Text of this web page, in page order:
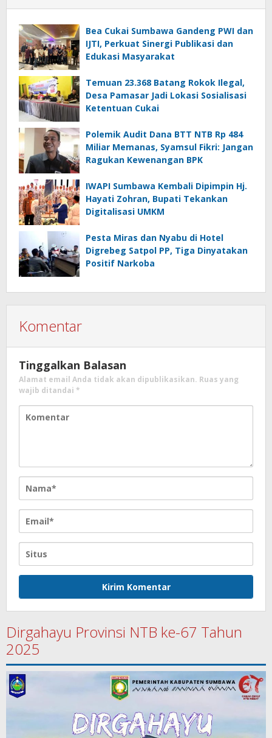
Bea Cukai Sumbawa Gandeng PWI dan
IJTI, Perkuat Sinergi Publikasi dan
Edukasi Masyarakat
Temuan 23.368 Batang Rokok Ilegal,
Desa Pamasar Jadi Lokasi Sosialisasi
Ketentuan Cukai
Polemik Audit Dana BTT NTB Rp 484
Miliar Memanas, Syamsul Fikri: Jangan
Ragukan Kewenangan BPK
IWAPI Sumbawa Kembali Dipimpin Hj.
Hayati Zohran, Bupati Tekankan
Digitalisasi UMKM
Pesta Miras dan Nyabu di Hotel
Digrebeg Satpol PP, Tiga Dinyatakan
Positif Narkoba
Komentar
Tinggalkan Balasan
Alamat email Anda tidak akan dipublikasikan. Ruas yang
wajib ditandai *
Dirgahayu Provinsi NTB ke-67 Tahun
2025